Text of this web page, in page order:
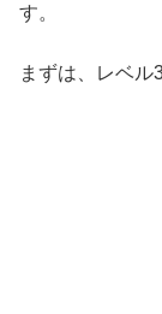
す。
まずは、レベル